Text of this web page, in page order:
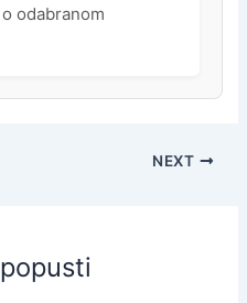
odabranom
NEXT